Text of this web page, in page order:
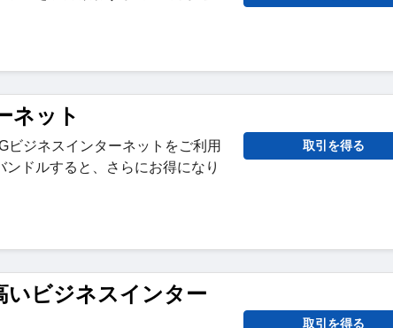
ネット
ビジネスインターネットをご利用
ンドルすると、さらにお得になり
取引を得る
いビジネスインター
取引を得る